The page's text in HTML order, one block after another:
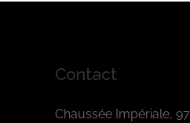
Contact
Chaussée Impériale, 97